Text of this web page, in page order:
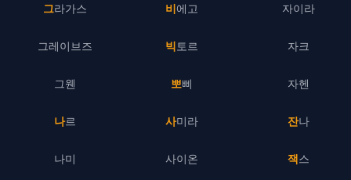
그라가스
그레이브즈
그웬
나르
나미
비에고
빅토르
뽀삐
사미라
사이온
자이라
자크
자헨
잔나
잭스